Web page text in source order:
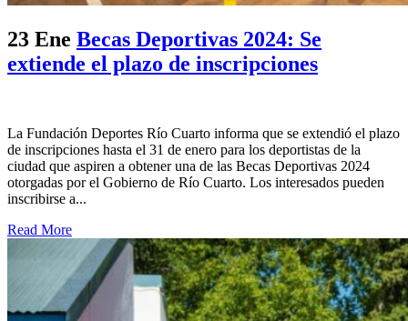
23 Ene Becas Deportivas 2024: Se
extiende el plazo de inscripciones
La Fundación Deportes Río Cuarto informa que se extendió el plazo
de inscripciones hasta el 31 de enero para los deportistas de la
ciudad que aspiren a obtener una de las Becas Deportivas 2024
otorgadas por el Gobierno de Río Cuarto. Los interesados pueden
inscribirse a...
Read More